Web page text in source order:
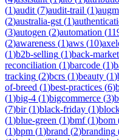
(1)audit (7)audit-trail (1)
(2)australia-gst (1)
(3)autogen (2)automation (
(2)awareness (1)aws (10)
(1)b2b-selling (1)back-market
reconciliation (1)barcode (1)
tracking (2)bcrs (1)beauty (1)
of-breed (1)best-practices (6)
(1)big-4 (1)bigcommerce (3)
(7)bir(1)black-friday (1)
(1)blue-green (1)bmf(1)bom
(1)bpm (1)brand (2)branding